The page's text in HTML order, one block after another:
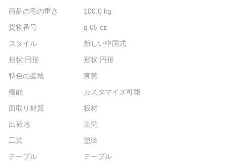
商品の毛の重さ
100.0 kg
貨物番号
g 05 cz
スタイル
新しい中国式
形状:円形
形状:円形
特色の産地
東莞
機能
カスタマイズ可能
面取り材質
板材
出荷地
東莞
工芸
塗装
テーブル
テーブル